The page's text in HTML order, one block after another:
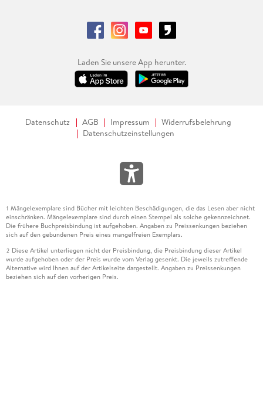
Laden Sie unsere App herunter.
Datenschutz AGB Impressum
Widerrufsbelehrung
Datenschutzeinstellungen
1 Mängelexemplare sind Bücher mit leichten Beschädigungen, die das Lesen aber nicht
einschränken. Mängelexemplare sind durch einen Stempel als solche gekennzeichnet.
Die frühere Buchpreisbindung ist aufgehoben. Angaben zu Preissenkungen beziehen
sich auf den gebundenen Preis eines mangelfreien Exemplars.
2 Diese Artikel unterliegen nicht der Preisbindung, die Preisbindung dieser Artikel
wurde aufgehoben oder der Preis wurde vom Verlag gesenkt. Die jeweils zutreffende
Alternative wird Ihnen auf der Artikelseite dargestellt. Angaben zu Preissenkungen
beziehen sich auf den vorherigen Preis.